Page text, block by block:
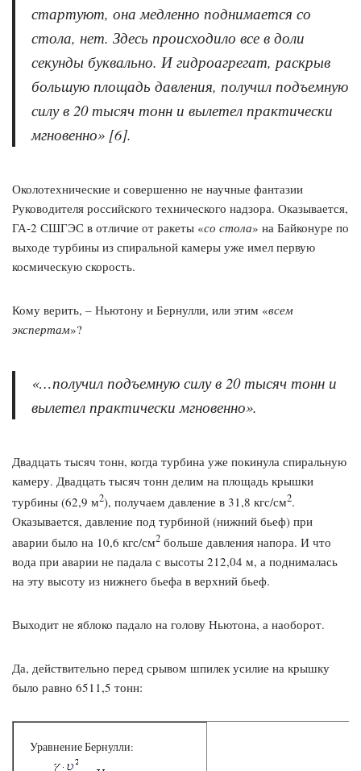
стартуют, она медленно поднимается со
стола, нет. Здесь происходило все в доли
секунды буквально. И гидроагрегат, раскрыв
большую площадь давления, получил подъемную
силу в 20 тысяч тонн и вылетел практически
мгновенно» [6].
Околотехнические и совершенно не научные фантазии
Руководителя российского технического надзора. Оказывается,
ГА-2 СШГЭС в отличие от ракеты «со стола» на Байконуре по
выходе турбины из спиральной камеры уже имел первую
космическую скорость.
Кому верить, – Ньютону и Бернулли, или этим «всем
экспертам»?
«…получил подъемную силу в 20 тысяч тонн и
вылетел практически мгновенно».
Двадцать тысяч тонн, когда турбина уже покинула спиральную
камеру. Двадцать тысяч тонн делим на площадь крышки
турбины (62,9 м2), получаем давление в 31,8 кгс/см2.
Оказывается, давление под турбиной (нижний бьеф) при
аварии было на 10,6 кгс/см2 больше давления напора. И что
вода при аварии не падала с высоты 212,04 м, а поднималась
на эту высоту из нижнего бьефа в верхний бьеф.
Выходит не яблоко падало на голову Ньютона, а наоборот.
Да, действительно перед срывом шпилек усилие на крышку
было равно 6511,5 тонн:
Уравнение Бернулли: